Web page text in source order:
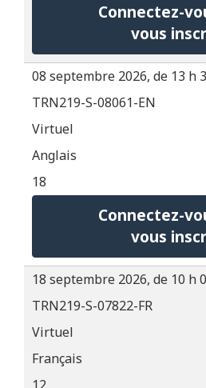
Connectez-
vous
08 septembre 2026, de 13 h
TRN219-S-08061-EN
Virtuel
Anglais
18
Connectez-
vous
18 septembre 2026, de 10 h
TRN219-S-07822-FR
Virtuel
Français